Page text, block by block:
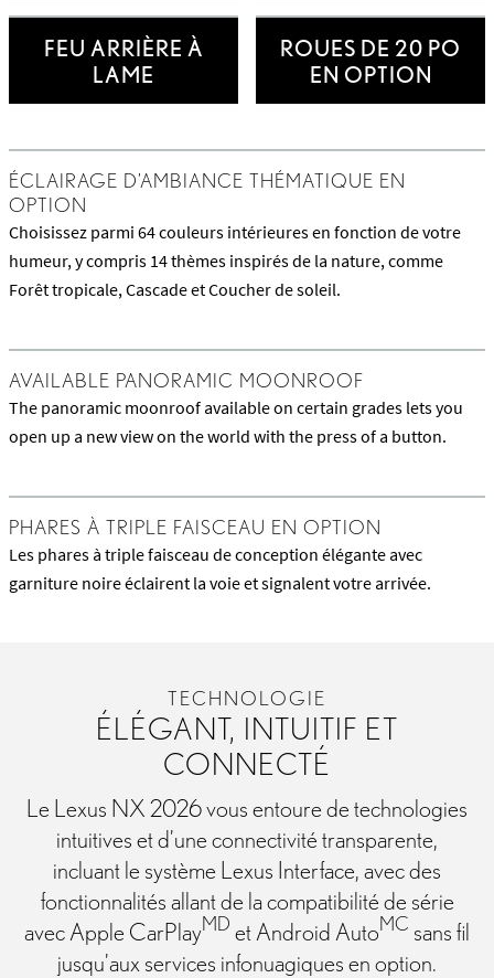
FEU ARRIÈRE À
LAME
ROUES DE 20 PO
EN OPTION
ÉCLAIRAGE D’AMBIANCE THÉMATIQUE EN
OPTION
Choisissez parmi 64 couleurs intérieures en fonction de votre
humeur, y compris 14 thèmes inspirés de la nature, comme
Forêt tropicale, Cascade et Coucher de soleil.
AVAILABLE PANORAMIC MOONROOF
The panoramic moonroof available on certain grades lets you
open up a new view on the world with the press of a button.
PHARES À TRIPLE FAISCEAU EN OPTION
Les phares à triple faisceau de conception élégante avec
garniture noire éclairent la voie et signalent votre arrivée.
TECHNOLOGIE
ÉLÉGANT, INTUITIF ET
CONNECTÉ
Le Lexus NX 2026 vous entoure de technologies
intuitives et d’une connectivité transparente,
incluant le système Lexus Interface, avec des
fonctionnalités allant de la compatibilité de série
avec Apple CarPlayMD et Android AutoMC sans fil
jusqu’aux services infonuagiques en option.